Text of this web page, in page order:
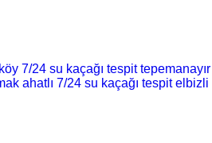
7/24 su kaçağı tespit
ahatlı 7/24 su kaçağı tespit elbizli